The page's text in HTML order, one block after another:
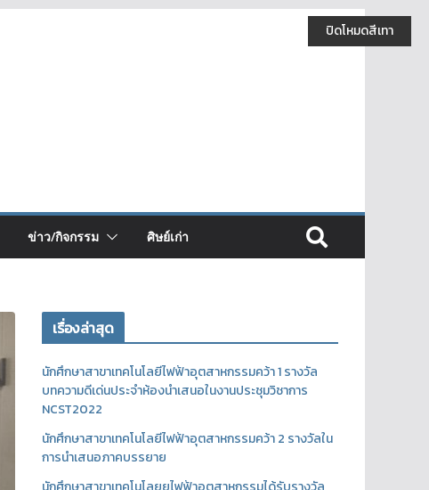
ข่าว/กิจกรรม ศิษย์เก่า
เรื่องล่าสุด
นักศึกษาสาขาเทคโนโลยีไฟฟ้าอุตสาหกรรมคว้า 1 รางวัล
บทความดีเด่นประจำห้องนำเสนอในงานประชุมวิชาการ
NCST2022
นักศึกษาสาขาเทคโนโลยีไฟฟ้าอุตสาหกรรมคว้า 2 รางวัลใน
การนำเสนอภาคบรรยาย
ปิดโหมดสีเทา